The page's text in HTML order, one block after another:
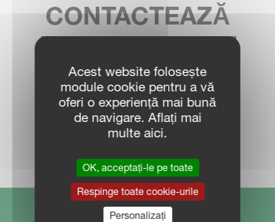
CONTACTEAZĂ
REPREZENTANT
VÂNZĂRI
Acest website folosește
module cookie pentru a vă
oferi o experiență mai bună
de navigare. Aflați mai
multe aici.
OK, acceptați-le pe toate
Respinge toate cookie-urile
Personalizați